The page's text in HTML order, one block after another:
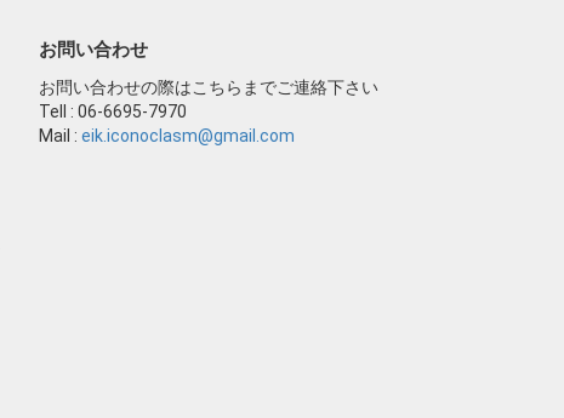
お問い合わせ
お問い合わせの際はこちらまでご連絡下さい
Tell : 06-6695-7970
Mail : eik.iconoclasm@gmail.com